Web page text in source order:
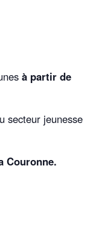
à partir de
secteur jeunesse
Couronne.